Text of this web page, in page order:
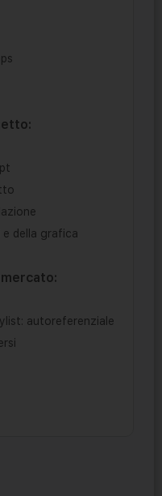
e della grafica
autoreferenziale